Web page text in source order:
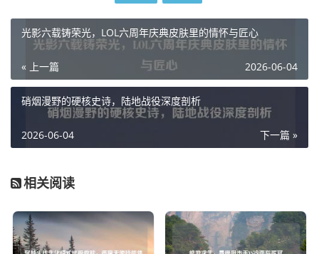
光影六载铸荣光，LOL六周年庆典皮肤里的情怀与匠心
« 上一篇 2026-06-04
硝烟漫野的硬核史诗，陆地战役深度剖析
下一篇 »
2026-06-04
相关阅读